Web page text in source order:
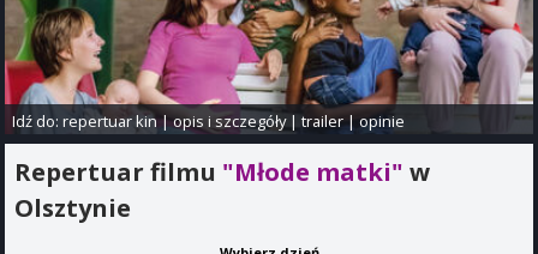
Idź do:repertuar kin|opis i szczegóły|trailer|opinie
Repertuar filmu "Młode matki" w
Olsztynie